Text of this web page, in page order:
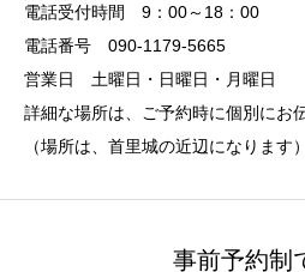
電話受付時間 9：00～18：00
電話番号 090-1179-5665
営業日 土曜日・日曜日・月曜日
詳細な場所は、ご予約時に個別にお
（場所は、首里城の近辺になります）
事前予約制